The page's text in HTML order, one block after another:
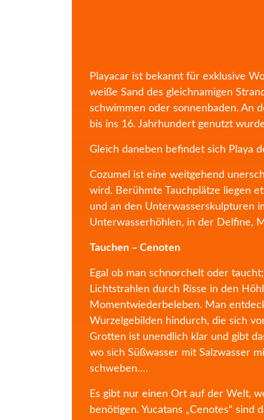
Playacar ist bekannt für exklusive
weiße Sand des gleichnamigen
schwimmen oder sonnenbaden. An
bis ins 16. Jahrhundert genutzt
Gleich daneben befindet sich Playa
Cozumel ist eine weitgehend
wird. Berühmte Tauchplätze liegen
und an den Unterwasserskulpturen
Unterwasserhöhlen, in der Delfine,
Tauchen – Cenoten
Egal ob man schnorchelt oder
Lichtstrahlen durch Risse in den
Momentwiederbeleben. Man
Wurzelgebilden hindurch, die sich
Grotten ist unendlich klar und gibt
wo sich Süßwasser mit Salzwasser
schweben….
Es gibt nur einen Ort auf der Welt,
benötigen. Yucatans „Cenotes“